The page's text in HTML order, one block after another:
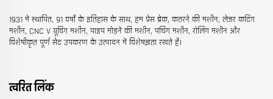
1931 में स्थापित, 91 वर्षों के इतिहास के साथ, हम प्रेस ब्रेक, कतरने की मशीन, लेजर कटिंग
मशीन, CNC V ग्रूविंग मशीन, पाइप मोड़ने की मशीन, पंचिंग मशीन, रोलिंग मशीन और
विशेषीकृत पूर्ण सेट उपकरण के उत्पादन में विशेषज्ञता रखते हैं।
त्वरित लिंक